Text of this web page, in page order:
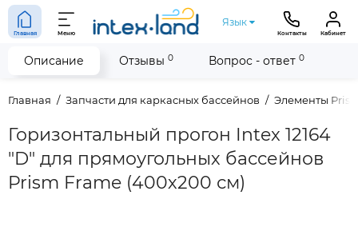
Главная Меню
Язык
Контакты Кабинет
Главная Запчасти для каркасных бассейнов Элементы
Горизонтальный прогон Intex 12164
"D" для прямоугольных бассейнов
Prism Frame (400х200 см)
Описание Отзывы 0 Вопрос - ответ 0